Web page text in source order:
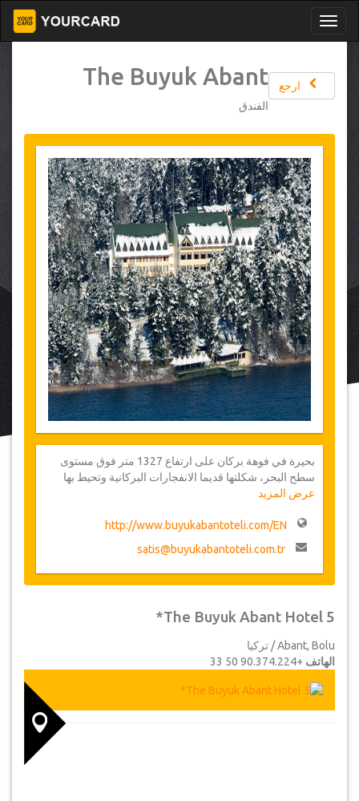
ارجع The Buyuk Abant
الفندق
بحيرة في فوهة بركان على ارتفاع 1327 متر فوق مستوى
سطح البحر، شكلتها قديما الانفجارات البركانية وتحيط بها
Abant Hôtel
عرض المزيد
http://www.buyukabantoteli.com/EN
satis@buyukabantoteli.com.tr
The Buyuk Abant Hotel 5*
Abant, Bolu / تركيا
الهاتف +90.374.224 50 33